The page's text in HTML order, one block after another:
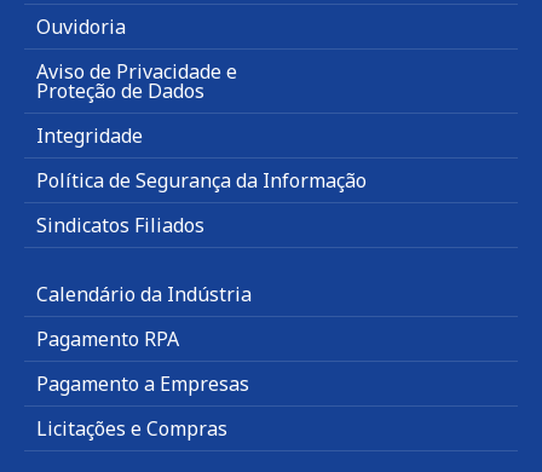
Ouvidoria
Aviso de Privacidade e
Proteção de Dados
Integridade
Política de Segurança da Informação
Sindicatos Filiados
Calendário da Indústria
Pagamento RPA
Pagamento a Empresas
Licitações e Compras